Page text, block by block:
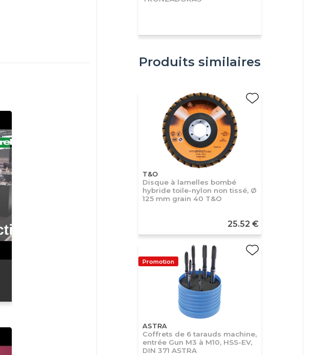
Produits similaires
T&O
Disque à lamelles bombé
hybride toile-nylon non tissé, Ø
125 mm grain 40 T&O
25.52 €
Promotion
ASTRA
Coffrets de 6 tarauds machine,
entrée Gun M3 à M10, HSS-EV,
DIN 371 ASTRA